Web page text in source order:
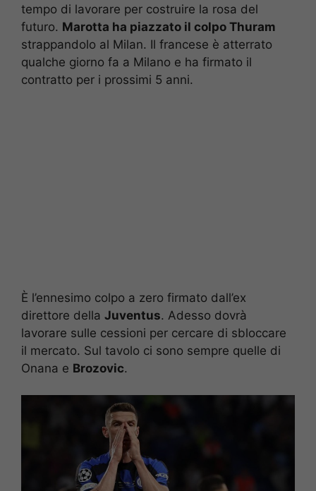
tempo di lavorare per costruire la rosa del
futuro. Marotta ha piazzato il colpo Thuram
strappandolo al Milan. Il francese è atterrato
qualche giorno fa a Milano e ha firmato il
contratto per i prossimi 5 anni.
È l’ennesimo colpo a zero firmato dall’ex
direttore della Juventus. Adesso dovrà
lavorare sulle cessioni per cercare di sbloccare
il mercato. Sul tavolo ci sono sempre quelle di
Onana e Brozovic.